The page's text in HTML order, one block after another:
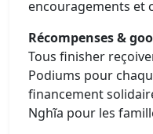
encouragements et
Récompenses &
Tous finisher
Podiums pour
financement
Nghĩa pour les